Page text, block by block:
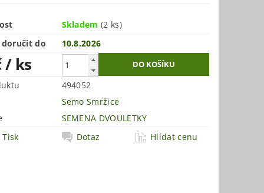
Skladem(2 ks)
doručit do
10.8.2026
/ ks
494052
Semo Smržice
SEMENA DVOULETKY
Tisk
Dotaz Hlídat cenu